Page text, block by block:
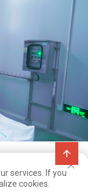
Случай
services. If you
cookies.